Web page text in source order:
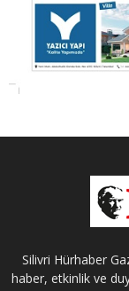
Silivri Hürhaber
haber, etkinlik ve